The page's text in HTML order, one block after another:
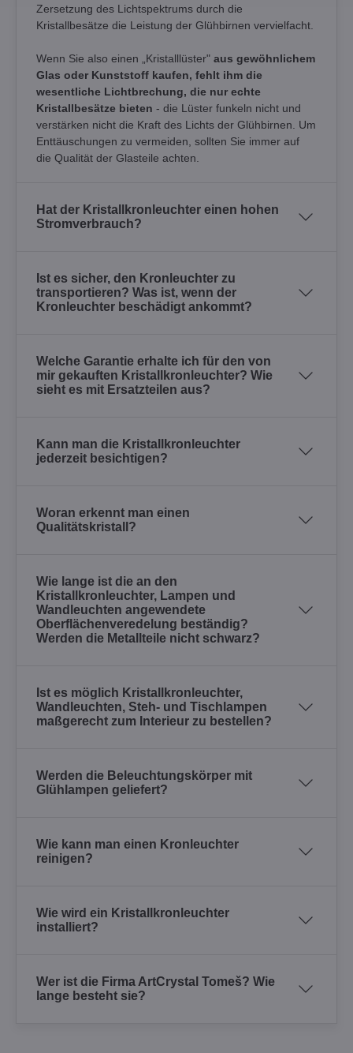
Zersetzung des Lichtspektrums durch die
Kristallbesätze die Leistung der Glühbirnen vervielfacht.
Wenn Sie also einen „Kristalllüster" aus gewöhnlichem
Glas oder Kunststoff kaufen, fehlt ihm die
wesentliche Lichtbrechung, die nur echte
Kristallbesätze bieten - die Lüster funkeln nicht und
verstärken nicht die Kraft des Lichts der Glühbirnen. Um
Enttäuschungen zu vermeiden, sollten Sie immer auf
die Qualität der Glasteile achten.
Hat der Kristallkronleuchter einen hohen
Stromverbrauch?
Ist es sicher, den Kronleuchter zu
transportieren? Was ist, wenn der
Kronleuchter beschädigt ankommt?
Welche Garantie erhalte ich für den von
mir gekauften Kristallkronleuchter? Wie
sieht es mit Ersatzteilen aus?
Kann man die Kristallkronleuchter
jederzeit besichtigen?
Woran erkennt man einen
Qualitätskristall?
Wie lange ist die an den
Kristallkronleuchter, Lampen und
Wandleuchten angewendete
Oberflächenveredelung beständig?
Werden die Metallteile nicht schwarz?
Ist es möglich Kristallkronleuchter,
Wandleuchten, Steh- und Tischlampen
maßgerecht zum Interieur zu bestellen?
Werden die Beleuchtungskörper mit
Glühlampen geliefert?
Wie kann man einen Kronleuchter
reinigen?
Wie wird ein Kristallkronleuchter
installiert?
Wer ist die Firma ArtCrystal Tomeš? Wie
lange besteht sie?